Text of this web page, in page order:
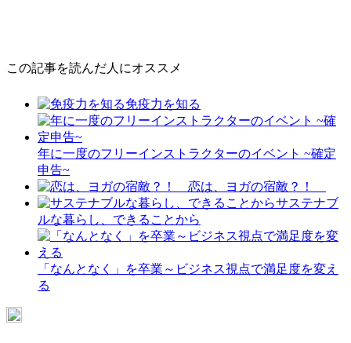
この記事を読んだ人にオススメ
免疫力を知る
年に一度のフリーインストラクターのイベント ~確定
申告~
恋は、ヨガの宿敵？！
サステナブ
ルな暮らし、できることから
「なんとなく」を卒業～ビジネス視点で満足度を変え
る